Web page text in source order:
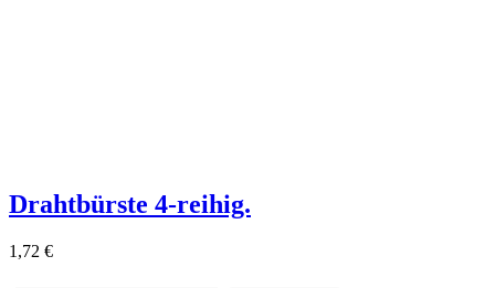
Drahtbürste 4-reihig.
1,72 €